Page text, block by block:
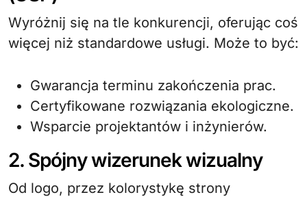
Wyróżnij się na tle konkurencji, oferując coś
więcej niż standardowe usługi. Może to być:
Gwarancja terminu zakończenia prac.
Certyfikowane rozwiązania ekologiczne.
Wsparcie projektantów i inżynierów.
2. Spójny wizerunek wizualny
Od logo, przez kolorystykę strony